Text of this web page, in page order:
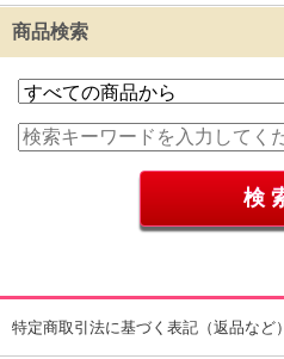
商品検索
特定商取引法に基づく表記（返品など）